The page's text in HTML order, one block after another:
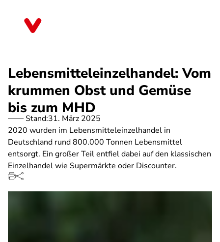
Lebensmitteleinzelhandel: Vom
krummen Obst und Gemüse
bis zum MHD
Stand:31. März 2025
2020 wurden im Lebensmitteleinzelhandel in
Deutschland rund 800.000 Tonnen Lebensmittel
entsorgt. Ein großer Teil entfiel dabei auf den klassischen
Einzelhandel wie Supermärkte oder Discounter.